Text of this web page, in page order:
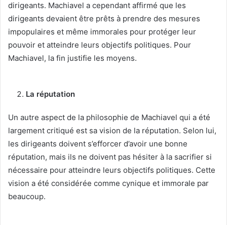
dirigeants. Machiavel a cependant affirmé que les
dirigeants devaient être prêts à prendre des mesures
impopulaires et même immorales pour protéger leur
pouvoir et atteindre leurs objectifs politiques. Pour
Machiavel, la fin justifie les moyens.
La réputation
Un autre aspect de la philosophie de Machiavel qui a été
largement critiqué est sa vision de la réputation. Selon lui,
les dirigeants doivent s’efforcer d’avoir une bonne
réputation, mais ils ne doivent pas hésiter à la sacrifier si
nécessaire pour atteindre leurs objectifs politiques. Cette
vision a été considérée comme cynique et immorale par
beaucoup.